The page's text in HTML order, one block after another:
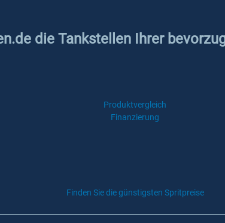
die Tankstellen Ihrer
Produktvergleich
Finanzierung
Finden Sie die günstigsten Spritpreise